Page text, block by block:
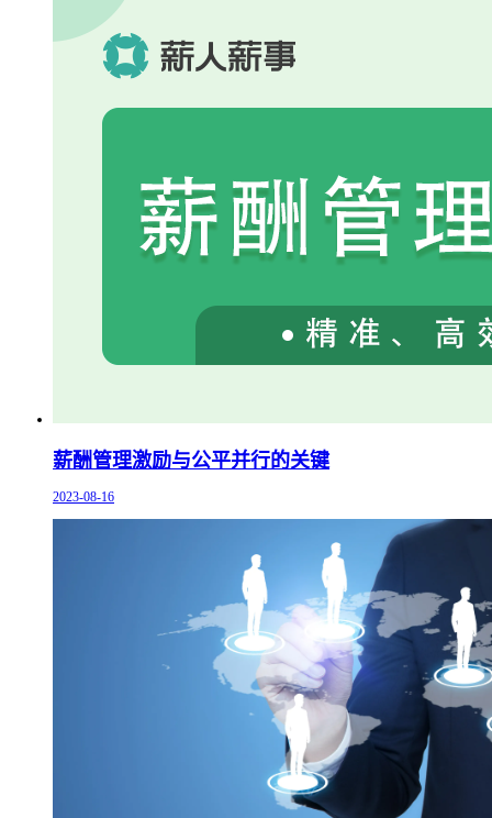
薪酬管理激励与公平并行的关键
2023-08-16